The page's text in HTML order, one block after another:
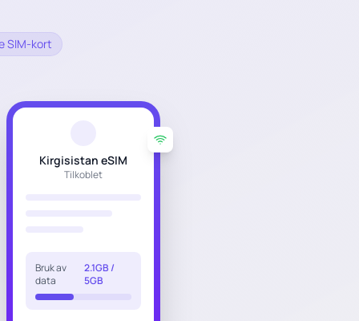
SIM-kort
Kirgisistan eSIM
Tilkoblet
Bruk av
data
2.1GB /
5GB